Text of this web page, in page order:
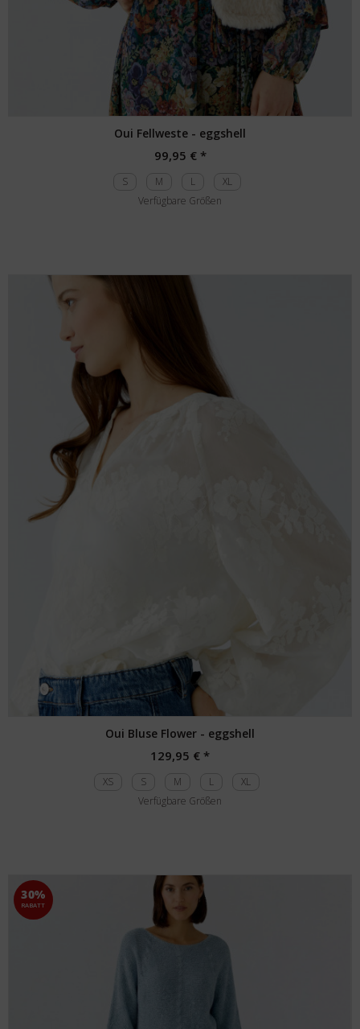
Oui Fellweste - eggshell
99,95 € *
S M L
XL
Verfügbare Größen
Oui Bluse Flower - eggshell
129,95 € *
XS S M L
XL
Verfügbare Größen
30%
RABATT